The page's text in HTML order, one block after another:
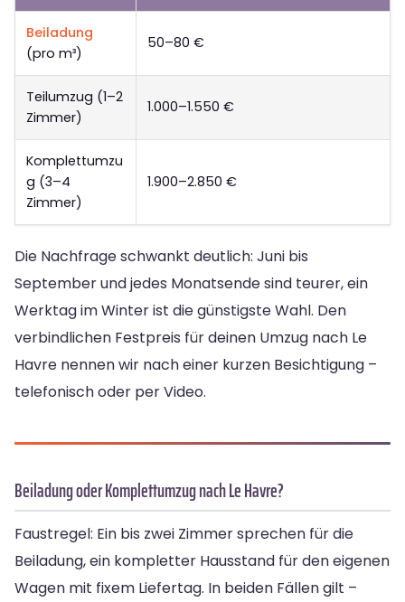
Beiladung
(pro m³)
50–80 €
Teilumzug (1–2
Zimmer)
1.000–1.550 €
Komplettumzu
g (3–4
Zimmer)
1.900–2.850 €
Die Nachfrage schwankt deutlich: Juni bis
September und jedes Monatsende sind teurer, ein
Werktag im Winter ist die günstigste Wahl. Den
verbindlichen Festpreis für deinen Umzug nach Le
Havre nennen wir nach einer kurzen Besichtigung –
telefonisch oder per Video.
Beiladung oder Komplettumzug nach Le Havre?
Faustregel: Ein bis zwei Zimmer sprechen für die
Beiladung, ein kompletter Hausstand für den eigenen
Wagen mit fixem Liefertag. In beiden Fällen gilt –